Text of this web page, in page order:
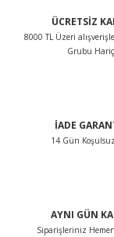
Ürün resmi
Bu ürüne
ÜCRETSİZ
8000 TL Üzeri
Grubu
İADE
14 Gün
AYNI GÜN
Siparişleriniz